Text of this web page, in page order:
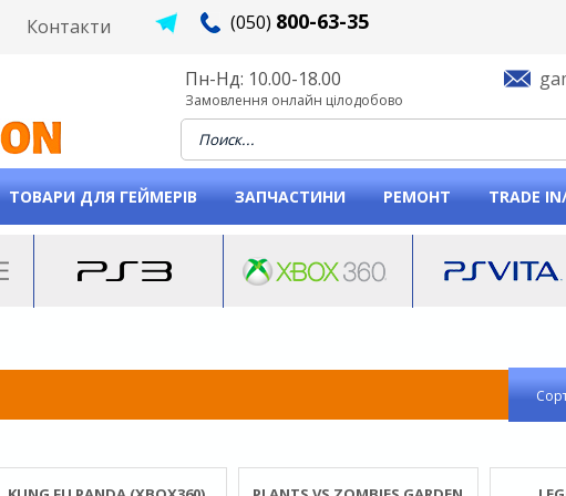
Контакти (050) 800-63-35
Пн-Нд: 10.00-18.00
Замовлення онлайн цілодобово
When autocomplete results are available
ТОВАРИ ДЛЯ ГЕЙМЕРІВ ЗАПЧАСТИНИ РЕМОНТ TRADE